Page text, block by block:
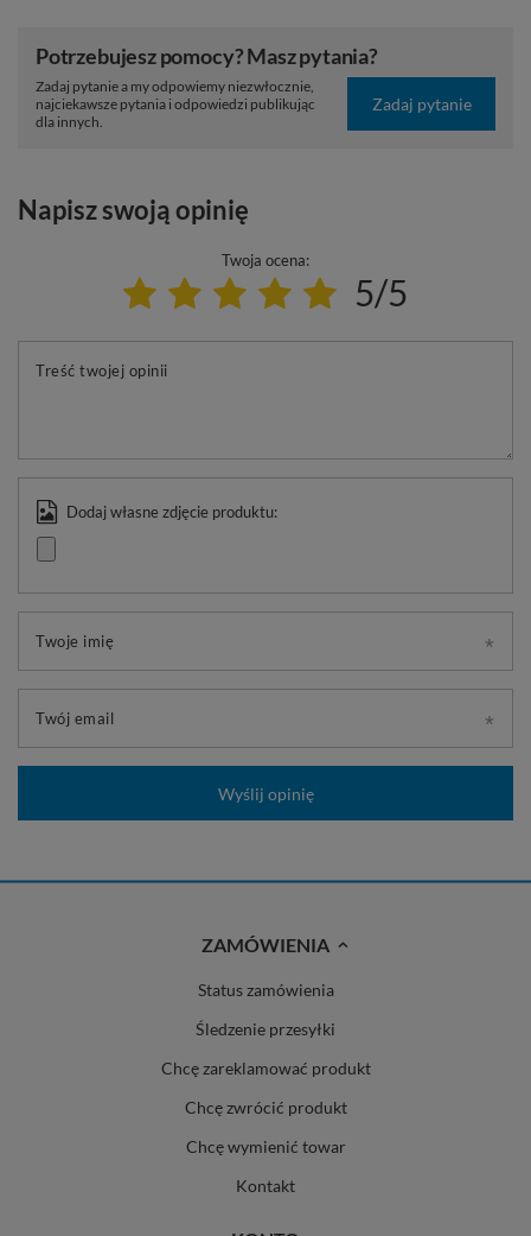
Potrzebujesz pomocy? Masz pytania?
Zadaj pytanie a my odpowiemy niezwłocznie,
najciekawsze pytania i odpowiedzi publikując
dla innych.
Zadaj pytanie
Napisz swoją opinię
Twoja ocena:
5/5
Treść twojej opinii
Dodaj własne zdjęcie produktu:
Twoje imię
Twój email
Wyślij opinię
ZAMÓWIENIA
Status zamówienia
Śledzenie przesyłki
Chcę zareklamować produkt
Chcę zwrócić produkt
Chcę wymienić towar
Kontakt